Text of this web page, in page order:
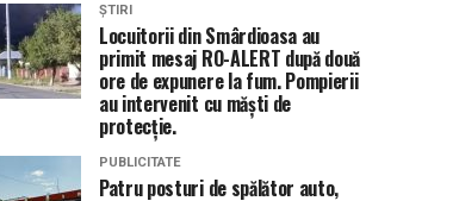
ȘTIRI
Locuitorii din Smârdioasa au
primit mesaj RO-ALERT după două
ore de expunere la fum. Pompierii
au intervenit cu măști de
protecție.
PUBLICITATE
Patru posturi de spălător auto,